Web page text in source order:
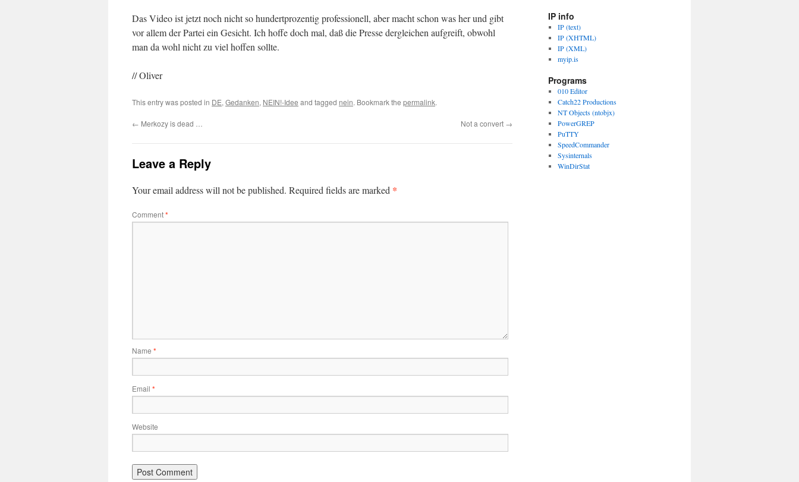
Das Video ist jetzt noch nicht so hundertprozentig professionell, aber macht schon was her und gibt
vor allem der Partei ein Gesicht. Ich hoffe doch mal, daß die Presse dergleichen aufgreift, obwohl
man da wohl nicht zu viel hoffen sollte.
// Oliver
This entry was posted in DE, Gedanken, NEIN!-Idee and tagged nein. Bookmark the permalink.
← Merkozy is dead … Not a convert →
Leave a Reply
Your email address will not be published. Required fields are marked *
Comment*
Name *
Email *
Website
IP info
IP (text)
IP (XHTML)
IP (XML)
myip.is
Programs
010 Editor
Catch22 Productions
NT Objects (ntobjx)
PowerGREP
PuTTY
SpeedCommander
Sysinternals
WinDirStat